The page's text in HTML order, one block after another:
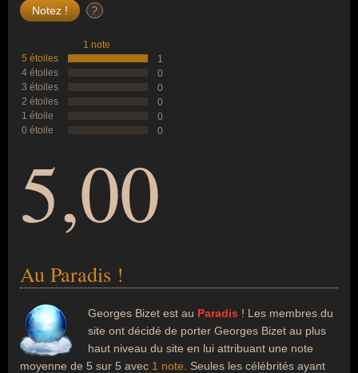
?
1 note
5 étoiles
1
4 étoiles
0
3 étoiles
0
2 étoiles
0
1 étoile
0
0 étoile
0
5,00
Au Paradis !
Georges Bizet est au Paradis ! Les membres du
site ont décidé de porter Georges Bizet au plus
haut niveau du site en lui attribuant une note
moyenne de 5 sur 5 avec 1 note . Seules les célébrités ayant